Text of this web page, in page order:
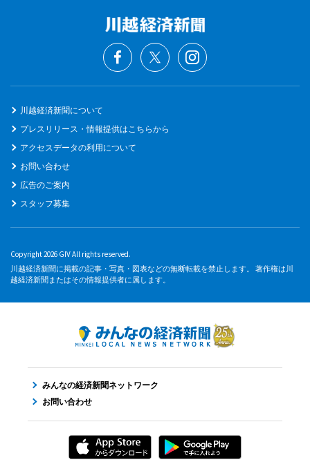
川越経済新聞について
プレスリリース・情報提供はこちらから
アクセスデータの利用について
お問い合わせ
広告のご案内
スタッフ募集
Copyright 2026 GIV All rights reserved.
川越経済新聞に掲載の記事・写真・図表などの無断転載を禁止します。 著作権は川
越経済新聞またはその情報提供者に属します。
みんなの経済新聞ネットワーク
お問い合わせ